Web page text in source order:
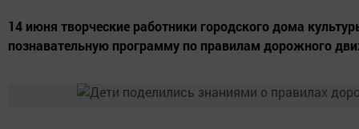
14 июня творческие работники городского дома
познавательную программу по правилам дорожного